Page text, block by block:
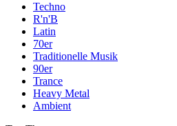
Techno
R'n'B
Latin
70er
Traditionelle Musik
90er
Trance
Heavy Metal
Ambient